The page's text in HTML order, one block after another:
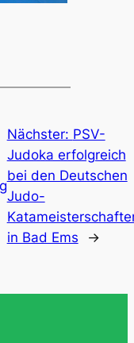
Nächster: PSV-
Judoka erfolgreich
bei den Deutschen
Judo-
in Bad Ems
→